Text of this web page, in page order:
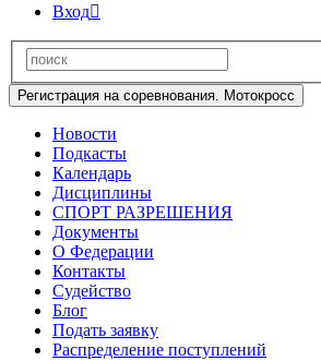
Вход
Регистрация на соревнования. Мотокросс
Новости
Подкасты
Календарь
Дисциплины
СПОРТ РАЗРЕШЕНИЯ
Документы
О Федерации
Контакты
Судейство
Блог
Подать заявку
Распределение поступлений